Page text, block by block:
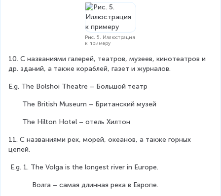
Рис. 5. Иллюстрация
к примеру
10. С названиями галерей, театров, музеев, кинотеатров и
др. зданий, а также кораблей, газет и журналов.
E.g. The Bolshoi Theatre – Большой театр
The British Museum – Британский музей
The Hilton Hotel – отель Хилтон
11. С названиями рек, морей, океанов, а также горных
цепей.
E.g. 1. The Volga is the longest river in Europe.
Волга – самая длинная река в Европе.